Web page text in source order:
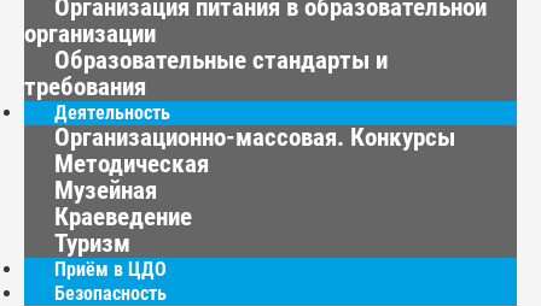
Организация питания в образовательной
организации
Образовательные стандарты и
требования
Деятельность
Организационно-массовая. Конкурсы
Методическая
Музейная
Краеведение
Туризм
Приём в ЦДО
Безопасность